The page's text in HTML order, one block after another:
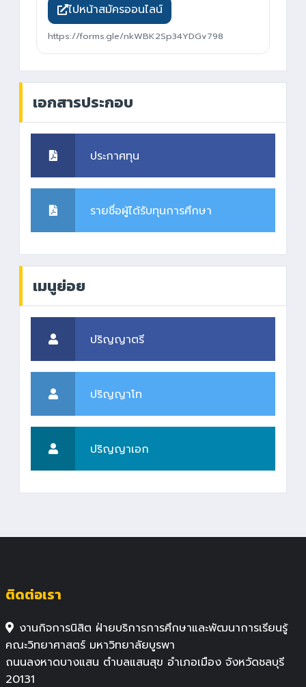
ไปหน้าสมัครออนไลน์
https://forms.gle/nkWBK2Sp34YDGv798
เอกสารประกอบ
ประกาศทุน
รายชื่อผู้ได้รับทุนการศึกษา
เมนูย่อย
ปริญญาตรี
ปริญญาโท
ปริญญาเอก
ติดต่อเรา
งานกิจการนิสิต ฝ่ายบริการการศึกษาและพัฒนาการเรียนรู้
คณะวิทยาศาสตร์ มหาวิทยาลัยบูรพา
ถนนลงหาดบางแสน ตำบลแสนสุข อำเภอเมือง จังหวัดชลบุรี
20131